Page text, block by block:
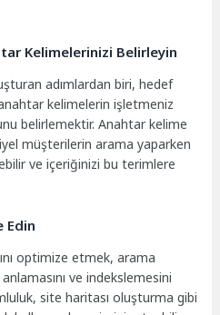
Kelimelerinizi Belirleyin
adımlardan biri, hedef
kelimelerin işletmeniz
belirlemektir. Anahtar kelime
müşterilerin arama yaparken
ve içeriğinizi bu terimlere
Edin
optimize etmek, arama
ve indekslemesini
site haritası oluşturma gibi